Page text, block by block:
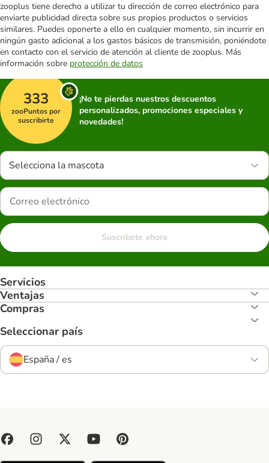
zooplus tiene derecho a utilizar tu dirección de correo electrónico para
enviarte publicidad directa sobre sus propios productos o servicios
similares. Puedes oponerte a ello en cualquier momento, sin incurrir en
ningún gasto adicional a los gastos básicos de transmisión, poniéndote
en contacto con el servicio de atención al cliente de zooplus. Más
información sobre protección de datos
333
zooPuntos por
suscribirte
¡No te pierdas nuestros descuentos
personalizados, promociones especiales y
novedades!
Selecciona la mascota
Suscríbete ahora
Servicios
Ventajas
Compras
Seleccionar país
España / es